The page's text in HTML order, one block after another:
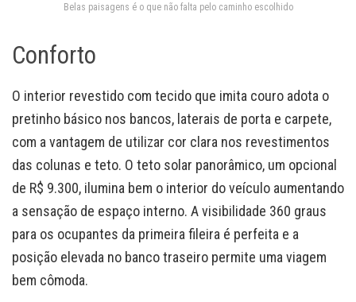
Belas paisagens é o que não falta pelo caminho escolhido
Conforto
O interior revestido com tecido que imita couro adota o
pretinho básico nos bancos, laterais de porta e carpete,
com a vantagem de utilizar cor clara nos revestimentos
das colunas e teto. O teto solar panorâmico, um opcional
de R$ 9.300, ilumina bem o interior do veículo aumentando
a sensação de espaço interno. A visibilidade 360 graus
para os ocupantes da primeira fileira é perfeita e a
posição elevada no banco traseiro permite uma viagem
bem cômoda.